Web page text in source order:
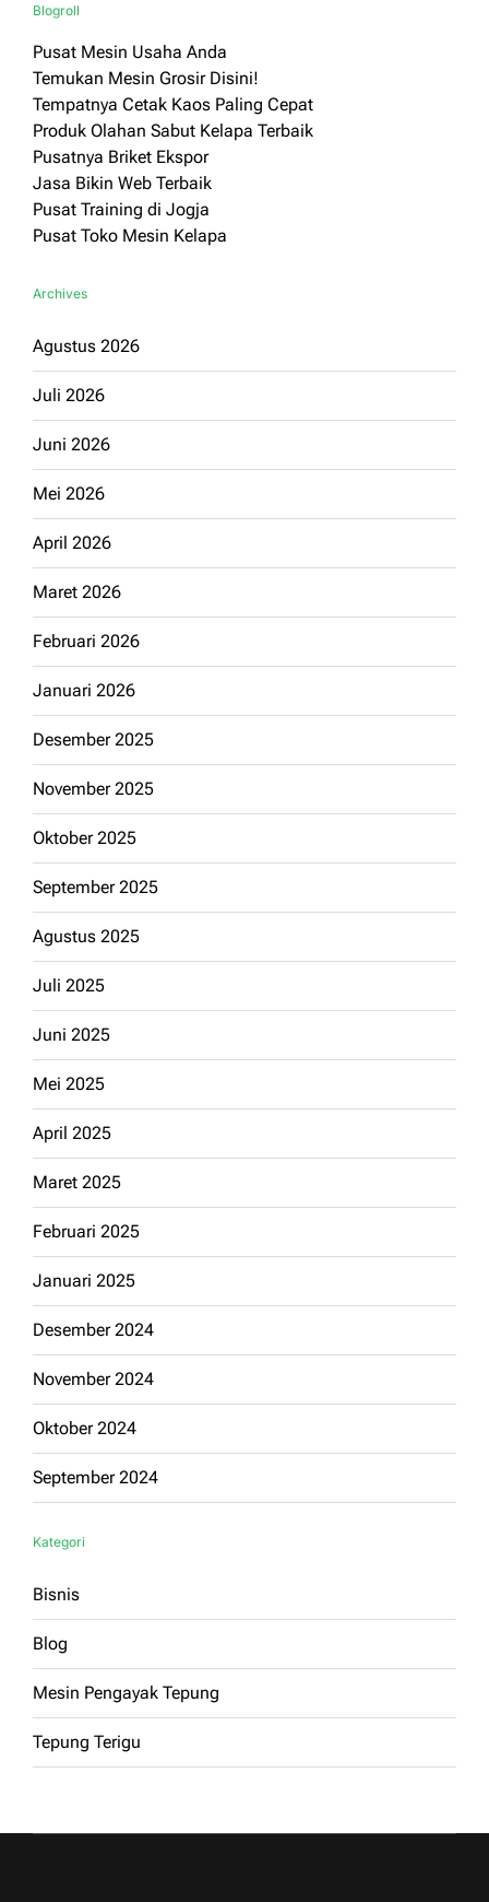
Blogroll
Pusat Mesin Usaha Anda
Temukan Mesin Grosir Disini!
Tempatnya Cetak Kaos Paling Cepat
Produk Olahan Sabut Kelapa Terbaik
Pusatnya Briket Ekspor
Jasa Bikin Web Terbaik
Pusat Training di Jogja
Pusat Toko Mesin Kelapa
Archives
Agustus 2026
Juli 2026
Juni 2026
Mei 2026
April 2026
Maret 2026
Februari 2026
Januari 2026
Desember 2025
November 2025
Oktober 2025
September 2025
Agustus 2025
Juli 2025
Juni 2025
Mei 2025
April 2025
Maret 2025
Februari 2025
Januari 2025
Desember 2024
November 2024
Oktober 2024
September 2024
Kategori
Bisnis
Blog
Mesin Pengayak Tepung
Tepung Terigu